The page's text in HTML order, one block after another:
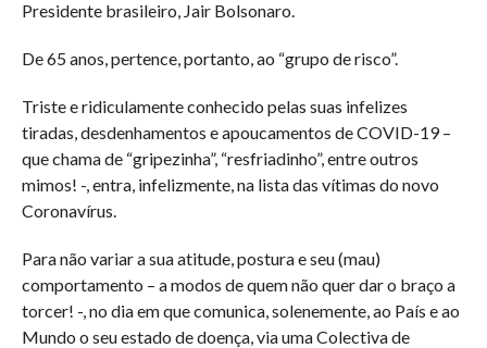
Presidente brasileiro, Jair Bolsonaro.
De 65 anos, pertence, portanto, ao “grupo de risco”.
Triste e ridiculamente conhecido pelas suas infelizes
tiradas, desdenhamentos e apoucamentos de COVID-19 –
que chama de “gripezinha”, “resfriadinho”, entre outros
mimos! -, entra, infelizmente, na lista das vítimas do novo
Coronavírus.
Para não variar a sua atitude, postura e seu (mau)
comportamento – a modos de quem não quer dar o braço a
torcer! -, no dia em que comunica, solenemente, ao País e ao
Mundo o seu estado de doença, via uma Colectiva de